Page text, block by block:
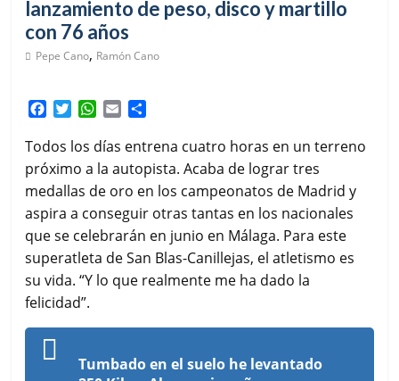
lanzamiento de peso, disco y martillo
con 76 años
Pepe Cano, Ramón Cano
c
e
b
o
o
k
i
t
t
e
r
W
a
t
s
A
p
p
a
i
l
m
p
a
r
t
r
Todos los días entrena cuatro horas en un terreno
próximo a la autopista. Acaba de lograr tres
medallas de oro en los campeonatos de Madrid y
aspira a conseguir otras tantas en los nacionales
que se celebrarán en junio en Málaga. Para este
superatleta de San Blas-Canillejas, el atletismo es
su vida. “Y lo que realmente me ha dado la
felicidad”.
Tumbado en el suelo he levantado